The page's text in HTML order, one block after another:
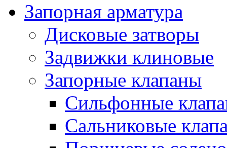
Запорная арматура
Дисковые затворы
Задвижки клиновые
Запорные клапаны
Сильфонные
Сальниковые